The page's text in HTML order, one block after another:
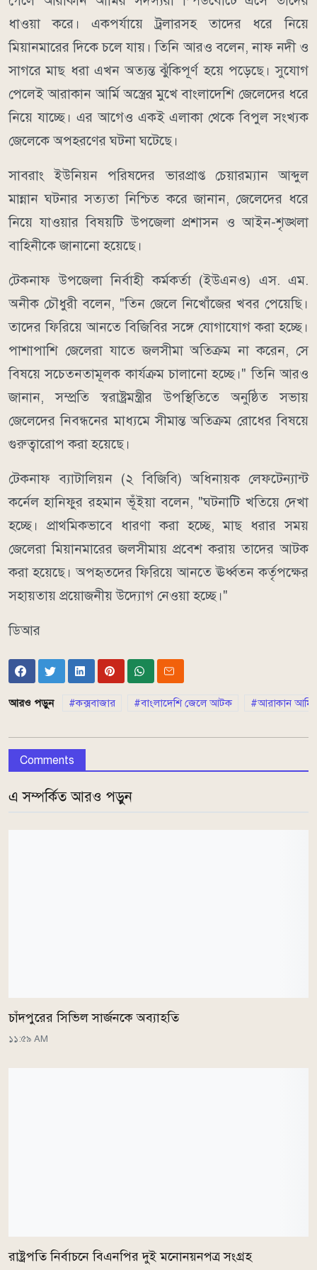
ধাওয়া করে। একপর্যায়ে ট্রলারসহ তাদের ধরে নিয়ে
মিয়ানমারের দিকে চলে যায়। তিনি আরও বলেন, নাফ নদী ও
সাগরে মাছ ধরা এখন অত্যন্ত ঝুঁকিপূর্ণ হয়ে পড়েছে। সুযোগ
পেলেই আরাকান আর্মি অস্ত্রের মুখে বাংলাদেশি জেলেদের ধরে
নিয়ে যাচ্ছে। এর আগেও একই এলাকা থেকে বিপুল সংখ্যক
জেলেকে অপহরণের ঘটনা ঘটেছে।
সাবরাং ইউনিয়ন পরিষদের ভারপ্রাপ্ত চেয়ারম্যান আব্দুল
মান্নান ঘটনার সত্যতা নিশ্চিত করে জানান, জেলেদের ধরে
নিয়ে যাওয়ার বিষয়টি উপজেলা প্রশাসন ও আইন-শৃঙ্খলা
বাহিনীকে জানানো হয়েছে।
টেকনাফ উপজেলা নির্বাহী কর্মকর্তা (ইউএনও) এস. এম.
অনীক চৌধুরী বলেন, "তিন জেলে নিখোঁজের খবর পেয়েছি।
তাদের ফিরিয়ে আনতে বিজিবির সঙ্গে যোগাযোগ করা হচ্ছে।
পাশাপাশি জেলেরা যাতে জলসীমা অতিক্রম না করেন, সে
বিষয়ে সচেতনতামূলক কার্যক্রম চালানো হচ্ছে।" তিনি আরও
জানান, সম্প্রতি স্বরাষ্ট্রমন্ত্রীর উপস্থিতিতে অনুষ্ঠিত সভায়
জেলেদের নিবন্ধনের মাধ্যমে সীমান্ত অতিক্রম রোধের বিষয়ে
গুরুত্বারোপ করা হয়েছে।
টেকনাফ ব্যাটালিয়ন (২ বিজিবি) অধিনায়ক লেফটেন্যান্ট
কর্নেল হানিফুর রহমান ভূঁইয়া বলেন, "ঘটনাটি খতিয়ে দেখা
হচ্ছে। প্রাথমিকভাবে ধারণা করা হচ্ছে, মাছ ধরার সময়
জেলেরা মিয়ানমারের জলসীমায় প্রবেশ করায় তাদের আটক
করা হয়েছে। অপহৃতদের ফিরিয়ে আনতে ঊর্ধ্বতন কর্তৃপক্ষের
সহায়তায় প্রয়োজনীয় উদ্যোগ নেওয়া হচ্ছে।"
ডিআর
আরও পড়ুন কক্সবাজার বাংলাদেশি জেলে আটক আরাকান আর্মি
Comments
এ সম্পর্কিত আরও পড়ুন
চাঁদপুরের সিভিল সার্জনকে অব্যাহতি
১১:৫৯ AM
রাষ্ট্রপতি নির্বাচনে বিএনপির দুই মনোনয়নপত্র সংগ্রহ